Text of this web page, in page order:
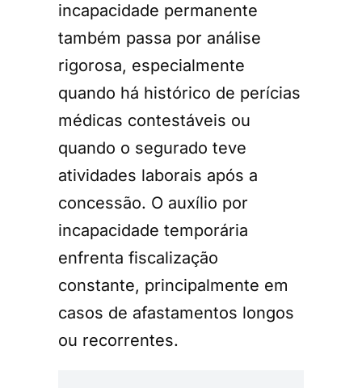
incapacidade permanente
também passa por análise
rigorosa, especialmente
quando há histórico de perícias
médicas contestáveis ou
quando o segurado teve
atividades laborais após a
concessão. O auxílio por
incapacidade temporária
enfrenta fiscalização
constante, principalmente em
casos de afastamentos longos
ou recorrentes.